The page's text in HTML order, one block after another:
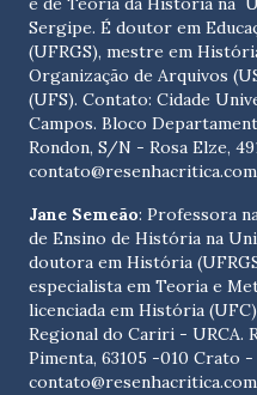
Sergipe. É doutor em
(UFRGS), mestre em
Organização de Arquivos
(UFS). Contato: Cidade
Campos. Bloco
Rondon, S/N - Rosa Elze,
Jane Semeão: Professora
de Ensino de História na
doutora em História
especialista em Teoria e
licenciada em História
Regional do Cariri - URCA.
Pimenta, 63105 -010 Crato -